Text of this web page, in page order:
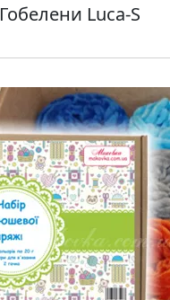
Гобелени Luca-S